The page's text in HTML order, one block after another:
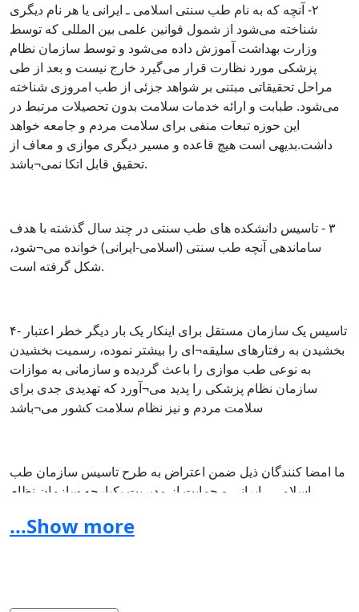
٢- آنچه که به نام طب سنتی اسلامی ـ ایرانی یا هر نام دیگری
شناخته می‌شود از شمول قوانین علمی بین المللی که توسط
وزارت بهداشت آموزش داده می‌شود و توسط سازمان نظام
پزشکی مورد نظارت قرار می‌گیرد خارج نیست و بعد از طی
مراحل تحقیقاتی مبتنی بر شواهد جزئی از طب امروزی شناخته
می‌شود. طبابت و ارائه خدمات سلامت بدون تحصیلات مرتبط در
این حوزه تبعات منفی برای سلامت مردم و جامعه خواهد
داشت.بدیهی است هیچ قاعده و مسیر دیگری موازی و معاف از
تحقیق قابل اتکا نمی¬باشد.
٣ - تاسیس دانشکده های طب سنتی در چند سال گذشته با هدف
ساماندهی آنچه طب سنتی (اسلامی-ایرانی) خوانده می¬شود،
شکل گرفته است.
۴- تاسیس یک سازمان مستقل برای اینکار یک بار دیگر خطر اعتبار
بخشیدن به رفتارهای سلیقه¬ای را بیشتر نموده، رسمیت بخشیدن
به نوعی طب موازی را باعث گردیده و سازمانی به موازات
سازمان نظام پزشکی را پدید می¬آورد که تهدیدی جدی برای
ما امضا کنندگان ذیل ضمن اعتراض به طرح تاسیس سازمان طب
اسلامی ـ ایرانی و حمایت از مدیریت یکپارچه سازمان نظام
را خواستاریم.
...Show more